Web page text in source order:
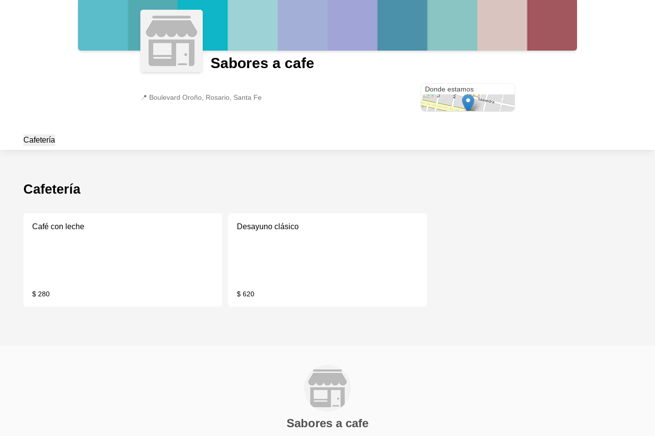
Sabores a cafe
📍 Boulevard Oroño, Rosario, Santa Fe
Donde estamos
Cafetería
Cafetería
Café con leche
$ 280
Desayuno clásico
$ 620
Sabores a cafe